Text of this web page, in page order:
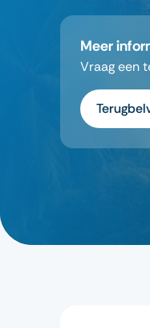
Meer
Vraag een